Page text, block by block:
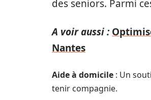
des seniors. Parmi
A voir aussi :
Nantes
Aide à domicile : Un
tenir compagnie.